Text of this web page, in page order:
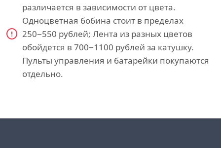
различается в зависимости от цвета.
Одноцветная бобина стоит в пределах
250−550 рублей; Лента из разных цветов
обойдется в 700−1100 рублей за катушку.
Пульты управления и батарейки покупаются
отдельно.